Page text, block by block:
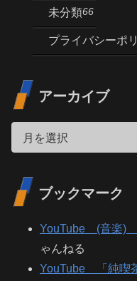
未分類66
プライバシーポ
アーカイブ
ブックマーク
YouTube (音楽)
ゃんねる
YouTube 「純喫